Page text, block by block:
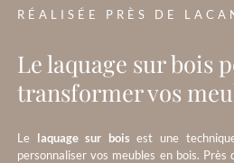
RÉALISÉE PRÈS DE
Le laquage sur bois
transformer vos
Le laquage sur bois est une
personnaliser vos meubles en bois. Près